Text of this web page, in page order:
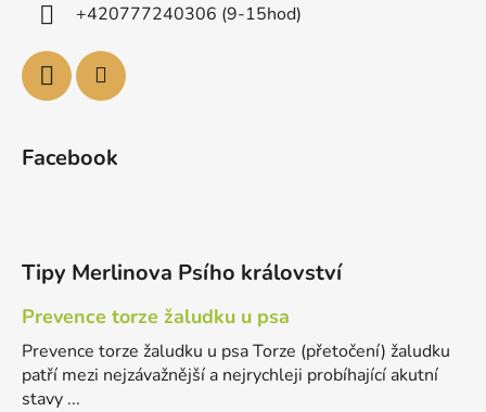
+420777240306 (9-15hod)
Facebook
Tipy Merlinova Psího království
Prevence torze žaludku u psa
Prevence torze žaludku u psa Torze (přetočení) žaludku
patří mezi nejzávažnější a nejrychleji probíhající akutní
stavy ...